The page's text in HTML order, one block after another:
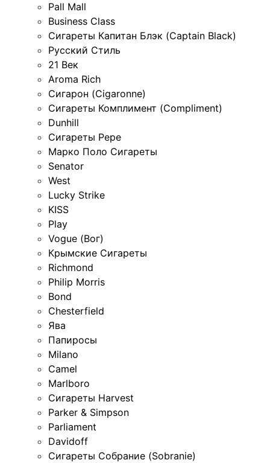
Pall Mall
Business Class
Сигареты Капитан Блэк (Captain Black)
Русский Стиль
21 Век
Aroma Rich
Сигарон (Cigaronne)
Сигареты Комплимент (Compliment)
Dunhill
Сигареты Pepe
Марко Поло Сигареты
Senator
West
Lucky Strike
KISS
Play
Vogue (Вог)
Крымские Сигареты
Richmond
Philip Morris
Bond
Chesterfield
Ява
Папиросы
Milano
Camel
Marlboro
Сигареты Harvest
Parker & Simpson
Parliament
Davidoff
Сигареты Собрание (Sobranie)